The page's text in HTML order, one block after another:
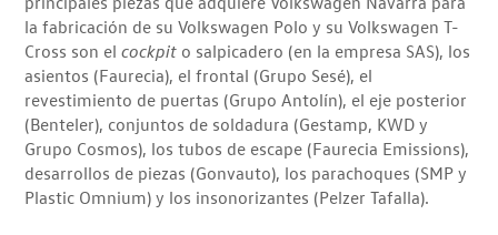
la fabricación de su Volkswagen Polo y su Volkswagen T-
Cross son elcockpit o salpicadero (en la empresa SAS), los
asientos (Faurecia), el frontal (Grupo Sesé), el
revestimiento de puertas (Grupo Antolín), el eje posterior
(Benteler), conjuntos de soldadura (Gestamp, KWD y
Grupo Cosmos), los tubos de escape (Faurecia Emissions),
desarrollos de piezas (Gonvauto), los parachoques (SMP y
Plastic Omnium) y los insonorizantes (Pelzer Tafalla).